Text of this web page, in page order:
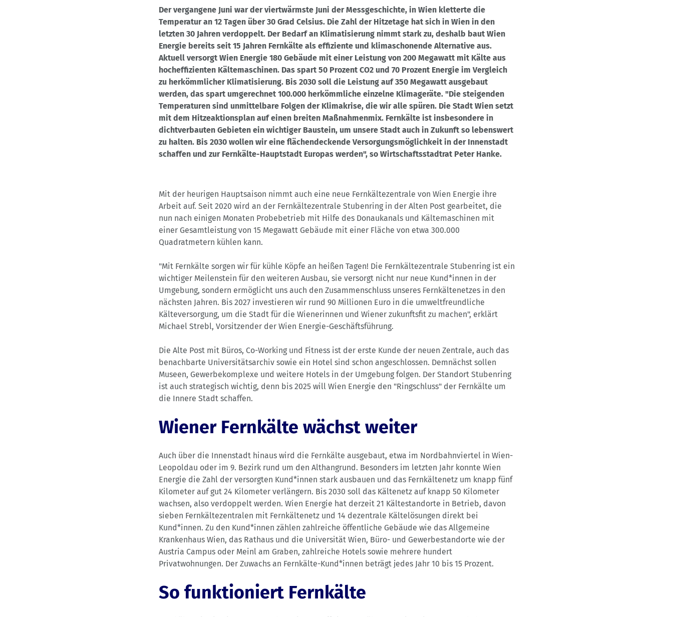
Der vergangene Juni war der viertwärmste Juni der Messgeschichte, in Wien kletterte die
Temperatur an 12 Tagen über 30 Grad Celsius. Die Zahl der Hitzetage hat sich in Wien in den
letzten 30 Jahren verdoppelt. Der Bedarf an Klimatisierung nimmt stark zu, deshalb baut Wien
Energie bereits seit 15 Jahren Fernkälte als effiziente und klimaschonende Alternative aus.
Aktuell versorgt Wien Energie 180 Gebäude mit einer Leistung von 200 Megawatt mit Kälte aus
hocheffizienten Kältemaschinen. Das spart 50 Prozent CO2 und 70 Prozent Energie im Vergleich
zu herkömmlicher Klimatisierung. Bis 2030 soll die Leistung auf 350 Megawatt ausgebaut
werden, das spart umgerechnet 100.000 herkömmliche einzelne Klimageräte. "Die steigenden
Temperaturen sind unmittelbare Folgen der Klimakrise, die wir alle spüren. Die Stadt Wien setzt
mit dem Hitzeaktionsplan auf einen breiten Maßnahmenmix. Fernkälte ist insbesondere in
dichtverbauten Gebieten ein wichtiger Baustein, um unsere Stadt auch in Zukunft so lebenswert
zu halten. Bis 2030 wollen wir eine flächendeckende Versorgungsmöglichkeit in der Innenstadt
schaffen und zur Fernkälte-Hauptstadt Europas werden", so Wirtschaftsstadtrat Peter Hanke.
Mit der heurigen Hauptsaison nimmt auch eine neue Fernkältezentrale von Wien Energie ihre
Arbeit auf. Seit 2020 wird an der Fernkältezentrale Stubenring in der Alten Post gearbeitet, die
nun nach einigen Monaten Probebetrieb mit Hilfe des Donaukanals und Kältemaschinen mit
einer Gesamtleistung von 15 Megawatt Gebäude mit einer Fläche von etwa 300.000
Quadratmetern kühlen kann.
"Mit Fernkälte sorgen wir für kühle Köpfe an heißen Tagen! Die Fernkältezentrale Stubenring ist ein
wichtiger Meilenstein für den weiteren Ausbau, sie versorgt nicht nur neue Kund*innen in der
Umgebung, sondern ermöglicht uns auch den Zusammenschluss unseres Fernkältenetzes in den
nächsten Jahren. Bis 2027 investieren wir rund 90 Millionen Euro in die umweltfreundliche
Kälteversorgung, um die Stadt für die Wienerinnen und Wiener zukunftsfit zu machen", erklärt
Michael Strebl, Vorsitzender der Wien Energie-Geschäftsführung.
Die Alte Post mit Büros, Co-Working und Fitness ist der erste Kunde der neuen Zentrale, auch das
benachbarte Universitätsarchiv sowie ein Hotel sind schon angeschlossen. Demnächst sollen
Museen, Gewerbekomplexe und weitere Hotels in der Umgebung folgen. Der Standort Stubenring
ist auch strategisch wichtig, denn bis 2025 will Wien Energie den "Ringschluss" der Fernkälte um
die Innere Stadt schaffen.
Wiener Fernkälte wächst weiter
Auch über die Innenstadt hinaus wird die Fernkälte ausgebaut, etwa im Nordbahnviertel in Wien-
Leopoldau oder im 9. Bezirk rund um den Althangrund. Besonders im letzten Jahr konnte Wien
Energie die Zahl der versorgten Kund*innen stark ausbauen und das Fernkältenetz um knapp fünf
Kilometer auf gut 24 Kilometer verlängern. Bis 2030 soll das Kältenetz auf knapp 50 Kilometer
wachsen, also verdoppelt werden. Wien Energie hat derzeit 21 Kältestandorte in Betrieb, davon
sieben Fernkältezentralen mit Fernkältenetz und 14 dezentrale Kältelösungen direkt bei
Kund*innen. Zu den Kund*innen zählen zahlreiche öffentliche Gebäude wie das Allgemeine
Krankenhaus Wien, das Rathaus und die Universität Wien, Büro- und Gewerbestandorte wie der
Austria Campus oder Meinl am Graben, zahlreiche Hotels sowie mehrere hundert
Privatwohnungen. Der Zuwachs an Fernkälte-Kund*innen beträgt jedes Jahr 10 bis 15 Prozent.
So funktioniert Fernkälte